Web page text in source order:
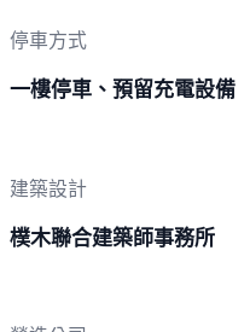
停車方式
一樓停車、預留充電設備
建築設計
樸木聯合建築師事務所